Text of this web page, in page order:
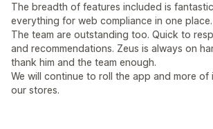
The breadth of features included is
everything for web compliance in one place.
The team are outstanding too. Quick to
and recommendations. Zeus is always on
thank him and the team enough.
We will continue to roll the app and more of
our stores.